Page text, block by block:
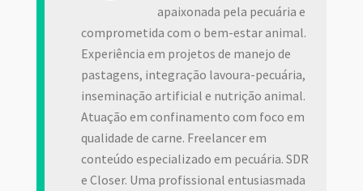
apaixonada pela pecuária e
comprometida com o bem-estar animal.
Experiência em projetos de manejo de
pastagens, integração lavoura-pecuária,
inseminação artificial e nutrição animal.
Atuação em confinamento com foco em
qualidade de carne. Freelancer em
conteúdo especializado em pecuária. SDR
e Closer. Uma profissional entusiasmada